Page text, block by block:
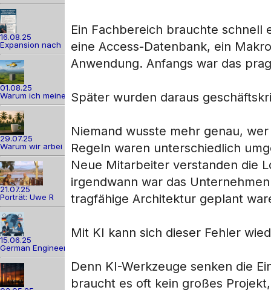
16.08.25
Expansion nach
01.08.25
Warum ich meine
29.07.25
Warum wir arbei
21.07.25
Porträt: Uwe R
15.06.25
German Engineer
Ein Fachbereich brauchte schnell
eine Access-Datenbank, ein
Anwendung. Anfangs war das
Später wurden daraus
Niemand wusste mehr genau,
Regeln waren unterschiedlich
Neue Mitarbeiter verstanden die
irgendwann war das
tragfähige Architektur geplant
Mit KI kann sich dieser Fehler
Denn KI-Werkzeuge senken die
braucht es oft kein großes